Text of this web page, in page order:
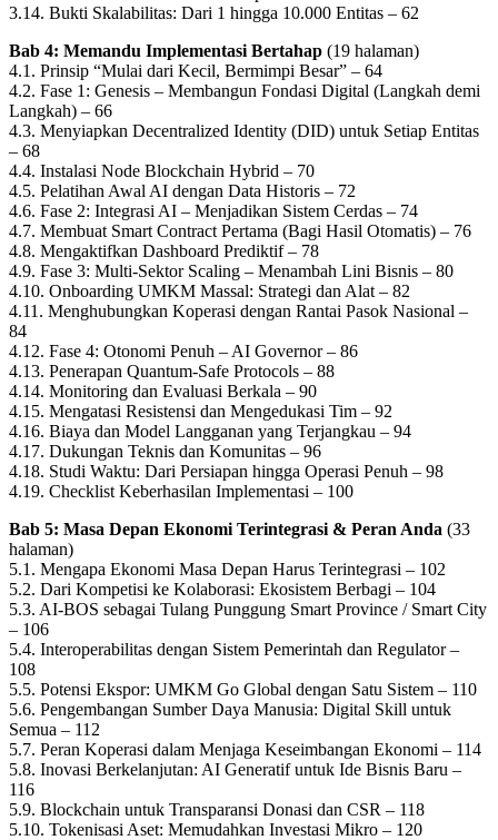
3.14. Bukti Skalabilitas: Dari 1 hingga 10.000 Entitas – 62
Bab 4: Memandu Implementasi Bertahap (19 halaman)
4.1. Prinsip “Mulai dari Kecil, Bermimpi Besar” – 64
4.2. Fase 1: Genesis – Membangun Fondasi Digital (Langkah demi
Langkah) – 66
4.3. Menyiapkan Decentralized Identity (DID) untuk Setiap Entitas
– 68
4.4. Instalasi Node Blockchain Hybrid – 70
4.5. Pelatihan Awal AI dengan Data Historis – 72
4.6. Fase 2: Integrasi AI – Menjadikan Sistem Cerdas – 74
4.7. Membuat Smart Contract Pertama (Bagi Hasil Otomatis) – 76
4.8. Mengaktifkan Dashboard Prediktif – 78
4.9. Fase 3: Multi-Sektor Scaling – Menambah Lini Bisnis – 80
4.10. Onboarding UMKM Massal: Strategi dan Alat – 82
4.11. Menghubungkan Koperasi dengan Rantai Pasok Nasional –
84
4.12. Fase 4: Otonomi Penuh – AI Governor – 86
4.13. Penerapan Quantum-Safe Protocols – 88
4.14. Monitoring dan Evaluasi Berkala – 90
4.15. Mengatasi Resistensi dan Mengedukasi Tim – 92
4.16. Biaya dan Model Langganan yang Terjangkau – 94
4.17. Dukungan Teknis dan Komunitas – 96
4.18. Studi Waktu: Dari Persiapan hingga Operasi Penuh – 98
4.19. Checklist Keberhasilan Implementasi – 100
Bab 5: Masa Depan Ekonomi Terintegrasi & Peran Anda (33
halaman)
5.1. Mengapa Ekonomi Masa Depan Harus Terintegrasi – 102
5.2. Dari Kompetisi ke Kolaborasi: Ekosistem Berbagi – 104
5.3. AI-BOS sebagai Tulang Punggung Smart Province / Smart City
– 106
5.4. Interoperabilitas dengan Sistem Pemerintah dan Regulator –
108
5.5. Potensi Ekspor: UMKM Go Global dengan Satu Sistem – 110
5.6. Pengembangan Sumber Daya Manusia: Digital Skill untuk
Semua – 112
5.7. Peran Koperasi dalam Menjaga Keseimbangan Ekonomi – 114
5.8. Inovasi Berkelanjutan: AI Generatif untuk Ide Bisnis Baru –
116
5.9. Blockchain untuk Transparansi Donasi dan CSR – 118
5.10. Tokenisasi Aset: Memudahkan Investasi Mikro – 120